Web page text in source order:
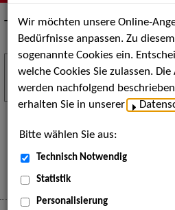
Termine
Stuttgart Street Art
Kunst, Live-Acts und
Familien. Die Stuttgart
eine große Open-Air-
Musik und
Mehr
18
JUL
Wir möchten unsere Online-
Bedürfnisse anpassen. Zu
sogenannte Cookies ein.
welche Cookies Sie zulassen.
werden nachfolgend
erhalten Sie in unserer
Bitte wählen Sie aus:
Technisch Notwendig
Statistik
Personalisierung